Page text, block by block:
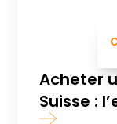
Acheter
Suisse :